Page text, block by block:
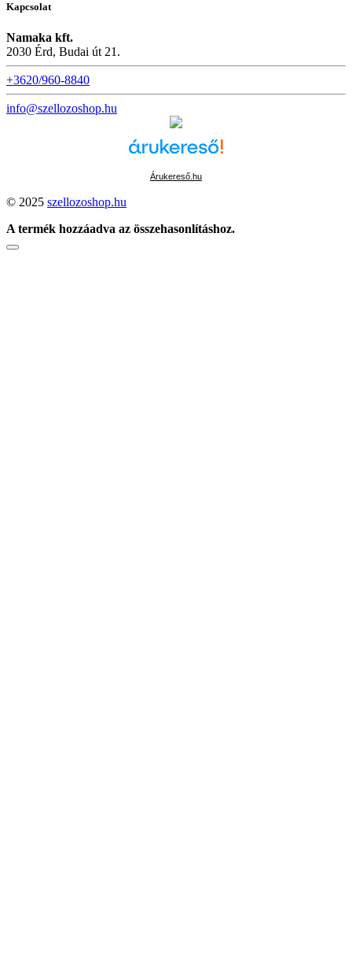
Kapcsolat
Namaka kft.
2030 Érd, Budai út 21.
+3620/960-8840
info@szellozoshop.hu
Árukereső.hu
© 2025 szellozoshop.hu
A termék hozzáadva az összehasonlításhoz.